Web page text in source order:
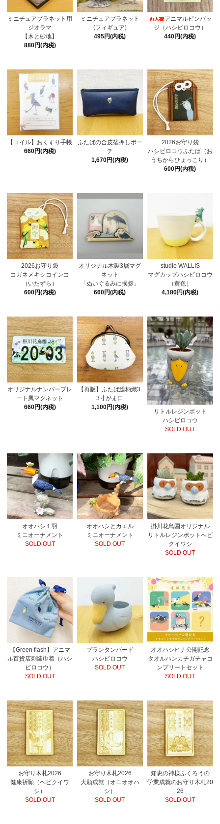
ミニチュアプラネット用
ジオラマ
【木と砂地】
880円(内税)
ミニチュアプラネット
(フィギュア)
495円(内税)
アニマルピンバッ
ジ（ハシビロコウ）
440円(内税)
【コイル】おくすり手帳
660円(内税)
ふたばの合皮箔押しポー
チ
1,670円(内税)
2026お守り袋
ハシビロコウふたば（お
うちからひょっこり）
600円(内税)
2026お守り袋
コガネメキシコインコ
（いたずら）
600円(内税)
オリジナル木製3層マグ
ネット
「ぬいぐるみに挨拶」
660円(内税)
studio WALLIS
マグカップハシビロコウ
（黄色）
4,180円(内税)
オリジナルナンバープレ
ート風マグネット
660円(内税)
【再販】ふたば総柄織3.
3寸がま口
1,100円(内税)
リトルレジンポット
ハシビロコウ
SOLD OUT
オオハシ１羽
ミニオーナメント
SOLD OUT
オオハシとカエル
ミニオーナメント
SOLD OUT
掛川花鳥園オリジナル
リトルレジンポットヘビ
クイワシ
SOLD OUT
【Green flash】アニマ
ル百貨店刺繍巾着（ハシ
ビロコウ）
SOLD OUT
プランタンバード
ハシビロコウ
SOLD OUT
オオハシヒナ公開記念
タオルハンカチガチャコ
ンプリートセット
SOLD OUT
お守り木札2026
健康祈願（ヘビクイワ
シ）
SOLD OUT
お守り木札2026
大願成就（オニオオハ
シ）
SOLD OUT
知恵の神様ふくろうの
学業成就のお守り木札20
26
SOLD OUT